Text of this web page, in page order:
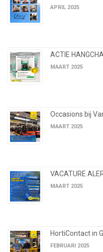
APRIL 2025
ACTIE
MAART 2025
Occasions bij
MAART 2025
VACATURE
MAART 2025
HortiContact in
FEBRUARI 2025